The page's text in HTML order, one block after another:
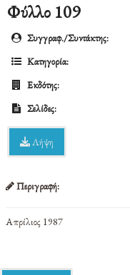
Φύλλο 109
Συγγραφ./Συντάκτης:
Κατηγορία:
Εκδότης:
Σελίδες:
Λήψη
Περιγραφή:
Απρίλιος 1987